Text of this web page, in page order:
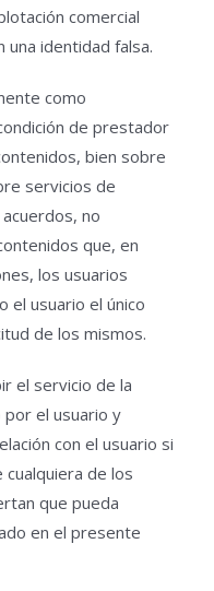
comercial
identidad falsa.
como
de prestador
bien sobre
servicios de
no
que, en
los usuarios
el usuario el único
de los mismos.
el servicio de la
el usuario y
con el usuario si
de los
que pueda
en el presente